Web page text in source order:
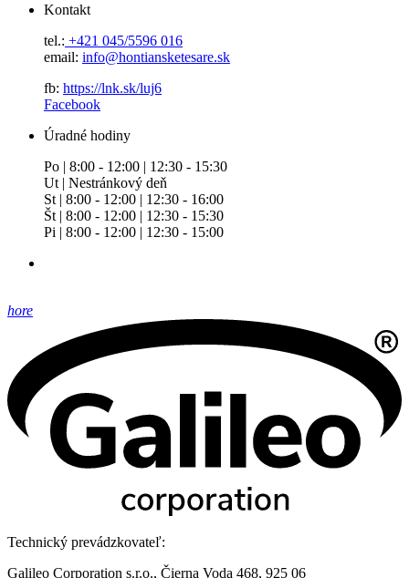
Kontakt
tel.: +421 045/5596 016
email: info@hontiansketesare.sk
fb: https://lnk.sk/luj6
Facebook
Úradné hodiny
Po | 8:00 - 12:00 | 12:30 - 15:30
Ut | Nestránkový deň
St | 8:00 - 12:00 | 12:30 - 16:00
Št | 8:00 - 12:00 | 12:30 - 15:30
Pi | 8:00 - 12:00 | 12:30 - 15:00
hore
Technický prevádzkovateľ:
Galileo Corporation s.r.o., Čierna Voda 468, 925 06